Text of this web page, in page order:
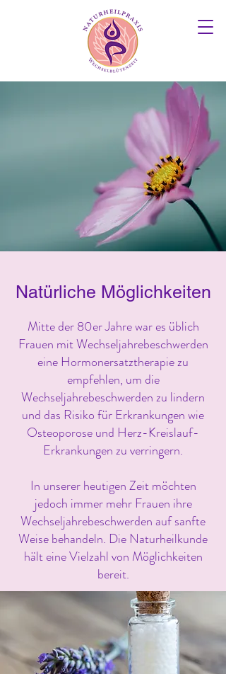
Natürliche Möglichkeiten
Mitte der 80er Jahre war es üblich
Frauen mit Wechseljahrebeschwerden
eine Hormonersatztherapie zu
empfehlen, um die
Wechseljahrebeschwerden zu lindern
und das Risiko für Erkrankungen wie
Osteoporose und Herz-Kreislauf-
Erkrankungen zu verringern.
In unserer heutigen Zeit möchten
jedoch immer mehr Frauen ihre
Wechseljahrebeschwerden auf sanfte
Weise behandeln. Die Naturheilkunde
hält eine Vielzahl von Möglichkeiten
bereit.